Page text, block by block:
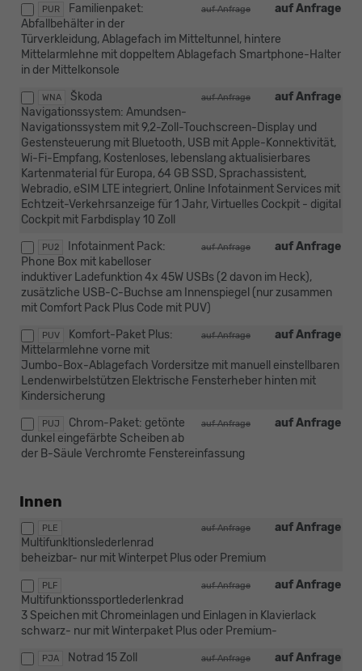
PUR auf Anfrage
auf Anfrage
Familienpaket:
Abfallbehälter in der
Türverkleidung, Ablagefach im Mitteltunnel, hintere
Mittelarmlehne mit doppeltem Ablagefach Smartphone-Halter
in der Mittelkonsole
WNA auf Anfrage
auf Anfrage
Škoda
Navigationssystem: Amundsen-
Navigationssystem mit 9,2-Zoll-Touchscreen-Display und
Gestensteuerung mit Bluetooth, USB mit Apple-Konnektivität,
Wi-Fi-Empfang, Kostenloses, lebenslang aktualisierbares
Kartenmaterial für Europa, 64 GB SSD, Sprachassistent,
Webradio, eSIM LTE integriert, Online Infotainment Services mit
Echtzeit-Verkehrsanzeige für 1 Jahr, Virtuelles Cockpit - digital
Cockpit mit Farbdisplay 10 Zoll
PU2 auf Anfrage
auf Anfrage
Infotainment Pack:
Phone Box mit kabelloser
induktiver Ladefunktion 4x 45W USBs (2 davon im Heck),
zusätzliche USB-C-Buchse am Innenspiegel (nur zusammen
mit Comfort Pack Plus Code mit PUV)
PUV auf Anfrage
auf Anfrage
Komfort-Paket Plus:
Mittelarmlehne vorne mit
Jumbo-Box-Ablagefach Vordersitze mit manuell einstellbaren
Lendenwirbelstützen Elektrische Fensterheber hinten mit
Kindersicherung
PUJ auf Anfrage
auf Anfrage
Chrom-Paket: getönte
dunkel eingefärbte Scheiben ab
der B-Säule Verchromte Fenstereinfassung
Innen
PLE auf Anfrage
auf Anfrage
Multifunkltionslederlenrad
beheizbar- nur mit Winterpet Plus oder Premium
PLF auf Anfrage
auf Anfrage
Multifunktionssportlederlenkrad
3 Speichen mit Chromeinlagen und Einlagen in Klavierlack
schwarz- nur mit Winterpaket Plus oder Premium-
PJA auf Anfrage
auf Anfrage
Notrad 15 Zoll